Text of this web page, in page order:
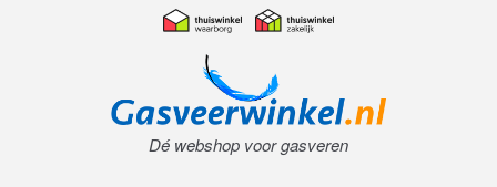
Dé webshop voor gasveren